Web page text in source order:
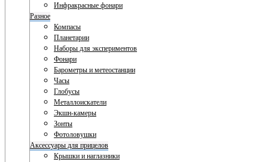
Инфракрасные фонари
Разное
Компасы
Планетарии
Наборы для экспериментов
Фонари
Барометры и метеостанции
Часы
Глобусы
Металлоискатели
Экшн-камеры
Зонты
Фотоловушки
Аксессуары для прицелов
Крышки и наглазники